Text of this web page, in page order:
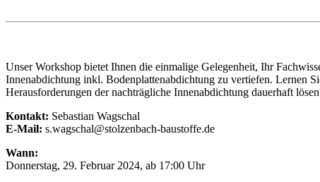
Unser Workshop bietet Ihnen die einmalige Gelegenheit, Ihr
Innenabdichtung inkl. Bodenplattenabdichtung zu vertiefen. Lernen
Herausforderungen der nachträgliche Innenabdichtung dauerhaft
Kontakt: Sebastian Wagschal
E-Mail: s.wagschal@stolzenbach-baustoffe.de
Wann:
Donnerstag, 29. Februar 2024, ab 17:00 Uhr